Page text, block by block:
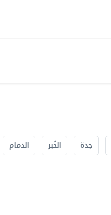
جدة الخُبر الدمام